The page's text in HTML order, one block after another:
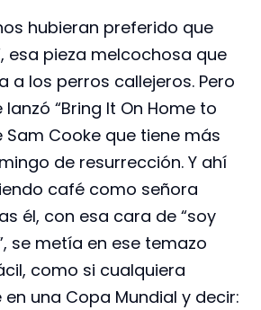
hubieran preferido que
esa pieza melcochosa que
a los perros callejeros. Pero
lanzó “Bring It On Home to
Sam Cooke que tiene más
de resurrección. Y ahí
café como señora
él, con esa cara de “soy
se metía en ese temazo
como si cualquiera
una Copa Mundial y decir: